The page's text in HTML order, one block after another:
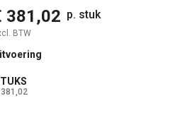
381,02 p. stuk
BTW